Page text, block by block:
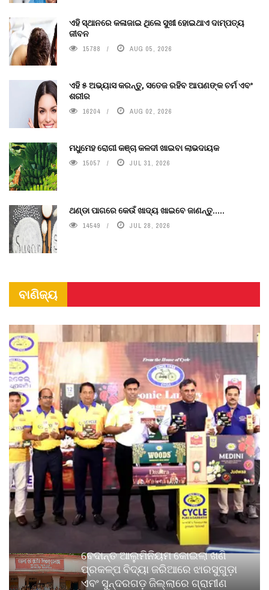
ଏହି ସ୍ଥାନରେ କଳାଜାଇ ଥିଲେ ସୁଖୀ ହୋଇଥାଏ ଦାମ୍ପତ୍ୟ
ଜୀବନ
15788 AUG 05, 2026
ଏହି ୫ ଅଭ୍ୟାସ କରନ୍ତୁ, ସତେଜ ରହିବ ଆପଣଙ୍କ ଚର୍ମ ଏବଂ
ଶରୀର
16204 AUG 02, 2026
ମଧୁମେହ ରୋଗୀ କଞ୍ଚା କଳଦୀ ଖାଇବା ଲାଭଦାୟକ
15057 JUL 31, 2026
ଥଣ୍ଡା ପାଗରେ କେଉଁ ଖାଦ୍ୟ ଖାଇବେ ଜାଣନ୍ତୁ.....
14549 JUL 28, 2026
ବାଣିଜ୍ୟ
ବେଦାନ୍ତ ଆଲୁମିନିୟମ କୋଇଲା ଖଣି
ପ୍ରକଳ୍ପ ବିଦ୍ୟା ଜରିଆରେ ଝାରସୁଗୁଡ଼ା
ଏବଂ ସୁନ୍ଦରଗଡ଼ ଜିଲ୍ଲାରେ ଗ୍ରାମୀଣ